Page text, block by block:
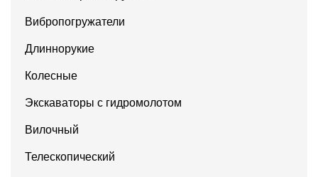
Вибропогружатели
Длиннорукие
Колесные
Экскаваторы с гидромолотом
Вилочный
Телескопический